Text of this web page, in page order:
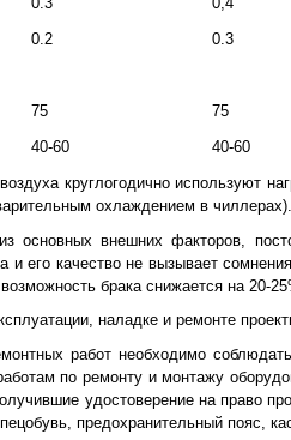
0.2
0.3
75
75
40-60
40-60
круглогодично используют
охлаждением в чиллерах).
основных внешних факторов,
и его качество не вызывает
брака снижается на 20-
наладке и ремонте
работ необходимо
по ремонту и монтажу
удостоверение на право
предохранительный пояс,